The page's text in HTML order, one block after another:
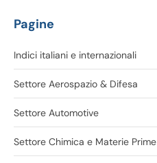
Pagine
Indici italiani e internazionali
Settore Aerospazio & Difesa
Settore Automotive
Settore Chimica e Materie Prime